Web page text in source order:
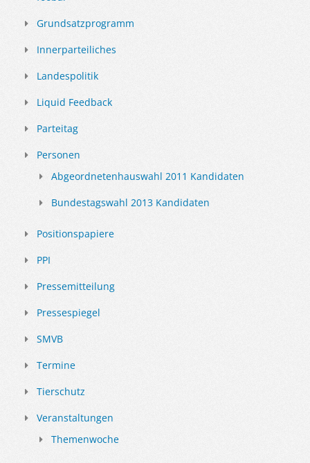
Grundsatzprogramm
Innerparteiliches
Landespolitik
Liquid Feedback
Parteitag
Personen
Abgeordnetenhauswahl 2011 Kandidaten
Bundestagswahl 2013 Kandidaten
Positionspapiere
PPI
Pressemitteilung
Pressespiegel
SMVB
Termine
Tierschutz
Veranstaltungen
Themenwoche